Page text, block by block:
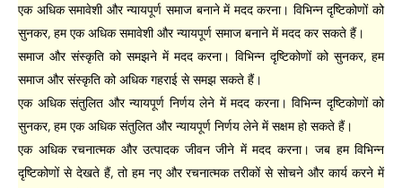
एक अधिक समावेशी और न्यायपूर्ण समाज बनाने में मदद करना। विभिन्न दृष्टिकोणों को
सुनकर, हम एक अधिक समावेशी और न्यायपूर्ण समाज बनाने में मदद कर सकते हैं।
समाज और संस्कृति को समझने में मदद करना। विभिन्न दृष्टिकोणों को सुनकर, हम
समाज और संस्कृति को अधिक गहराई से समझ सकते हैं।
एक अधिक संतुलित और न्यायपूर्ण निर्णय लेने में मदद करना। विभिन्न दृष्टिकोणों को
सुनकर, हम एक अधिक संतुलित और न्यायपूर्ण निर्णय लेने में सक्षम हो सकते हैं।
एक अधिक रचनात्मक और उत्पादक जीवन जीने में मदद करना। जब हम विभिन्न
दृष्टिकोणों से देखते हैं, तो हम नए और रचनात्मक तरीकों से सोचने और कार्य करने में